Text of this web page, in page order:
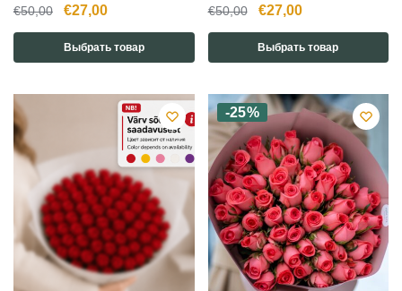
€50,00
Первоначальная
цена
составляла
€27,00Текущая
цена:
€27,00.
Выбрать товар
€50,00
Первоначальная
цена
составляла
€27,00Текущая
цена:
€27,00.
Выбрать товар
-25%